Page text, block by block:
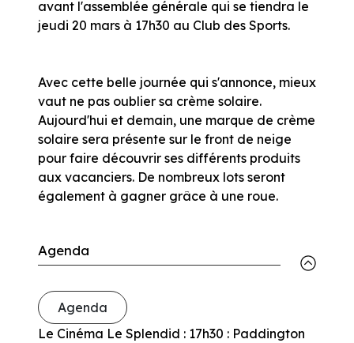
avant l'assemblée générale qui se tiendra le
jeudi 20 mars à 17h30 au Club des Sports.
Avec cette belle journée qui s'annonce, mieux
vaut ne pas oublier sa crème solaire.
Aujourd'hui et demain, une marque de crème
solaire sera présente sur le front de neige
pour faire découvrir ses différents produits
aux vacanciers. De nombreux lots seront
également à gagner grâce à une roue.
Agenda
Agenda
Le Cinéma Le Splendid : 17h30 : Paddington